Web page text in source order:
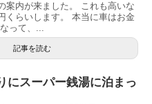
案内が来ました。 これも高いな
くらいします。 本当に車はお金
って、...
記事を読む
にスーパー銭湯に泊まっ